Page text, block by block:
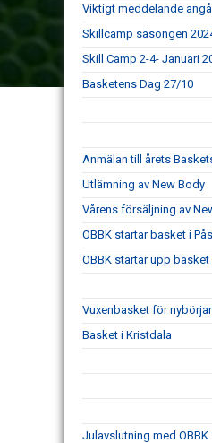
Viktigt meddelande
Skillcamp säsongen
Skill Camp 2-4- Januari
Basketens Dag 27/10
Anmälan till årets
Utlämning av New Body
Vårens försäljning av
OBBK startar basket i
OBBK startar upp basket
Vuxenbasket för
Basket i Kristdala
Julavslutning med OBBK